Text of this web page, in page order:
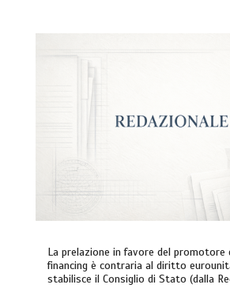
La prelazione in favore del promotore
financing è contraria al diritto
stabilisce il Consiglio di Stato (dalla